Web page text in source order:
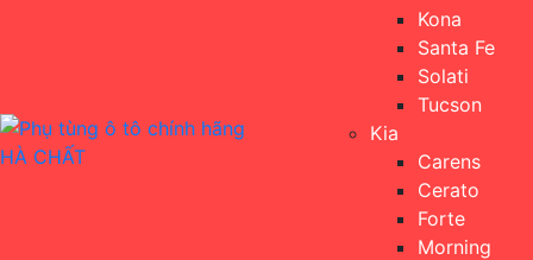
Kona
Santa Fe
Solati
Tucson
Kia
Carens
Cerato
Forte
Morning